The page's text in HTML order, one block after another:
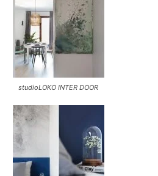
studioLOKO INTER DOOR